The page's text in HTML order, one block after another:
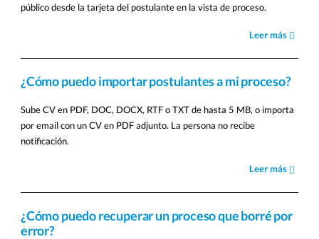
público desde la tarjeta del postulante en la vista de proceso.
Leer más
¿Cómo puedo importar postulantes a mi proceso?
Sube CV en PDF, DOC, DOCX, RTF o TXT de hasta 5 MB, o importa
por email con un CV en PDF adjunto. La persona no recibe
notificación.
Leer más
¿Cómo puedo recuperar un proceso que borré por
error?